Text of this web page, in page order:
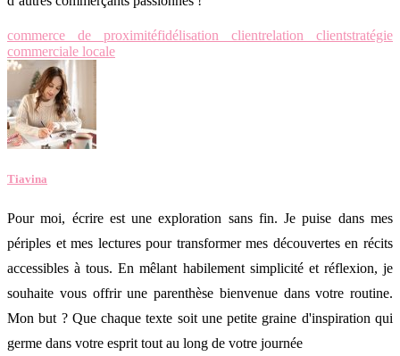
commerce de proximitéfidélisation clientrelation clientstratégie
commerciale locale
Tiavina
Pour moi, écrire est une exploration sans fin. Je puise dans mes
périples et mes lectures pour transformer mes découvertes en récits
accessibles à tous. En mêlant habilement simplicité et réflexion, je
souhaite vous offrir une parenthèse bienvenue dans votre routine.
Mon but ? Que chaque texte soit une petite graine d'inspiration qui
germe dans votre esprit tout au long de votre journée